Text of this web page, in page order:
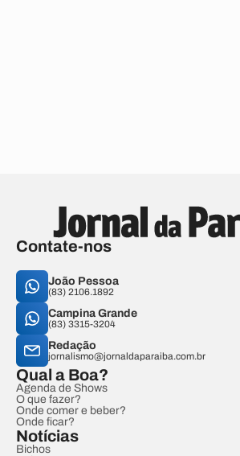
Contate-nos
João Pessoa
(83) 2106.1892
Campina Grande
(83) 3315-3204
Redação
jornalismo@jornaldaparaiba.com.br
Qual a Boa?
Agenda de Shows
O que fazer?
Onde comer e beber?
Onde ficar?
Notícias
Bichos